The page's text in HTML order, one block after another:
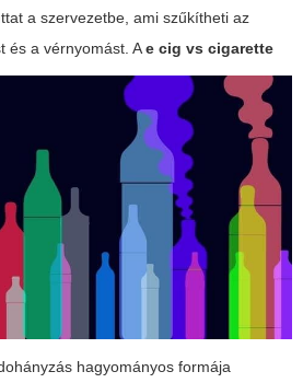
a szervezetbe, ami szűkítheti az
és a vérnyomást. Ae cig vs cigarette
hagyományos formája